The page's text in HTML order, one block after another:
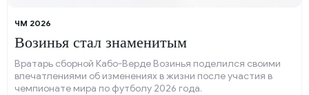
ЧМ 2026
Возинья стал знаменитым
Вратарь сборной Кабо-Верде Возинья поделился своими
впечатлениями об изменениях в жизни после участия в
чемпионате мира по футболу 2026 года.